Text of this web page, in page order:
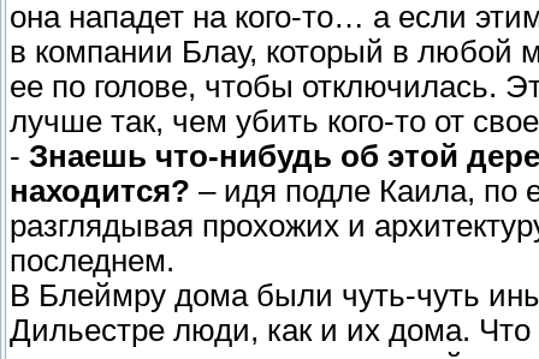
она нападет на кого-то… а если
в компании Блау, который в любой
ее по голове, чтобы отключилась.
лучше так, чем убить кого-то от
- Знаешь что-нибудь об этой
находится? – идя подле Каила, по
разглядывая прохожих и
последнем.
В Блеймру дома были чуть-чуть
Дильестре люди, как и их дома.